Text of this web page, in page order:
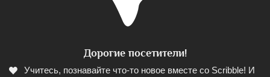
Дорогие посетители!
Учитесь, познавайте что-то новое вместе со Scribble! И